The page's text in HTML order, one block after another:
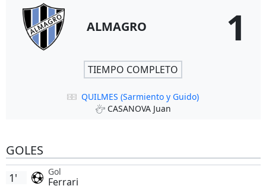
ALMAGRO 1
TIEMPO COMPLETO
QUILMES (Sarmiento y Guido)
CASANOVA Juan
GOLES
Gol
Ferrari
1'